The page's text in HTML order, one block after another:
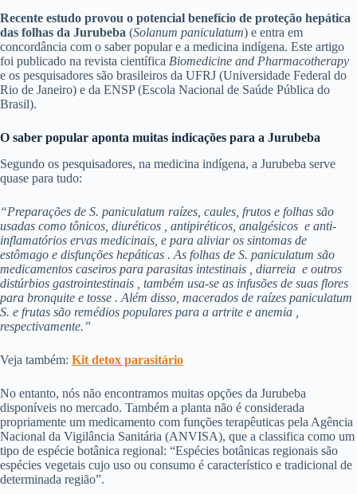
Recente estudo provou o potencial benefício de proteção hepática
das folhas da Jurubeba (Solanum paniculatum) e entra em
concordância com o saber popular e a medicina indígena. Este artigo
foi publicado na revista científica Biomedicine and Pharmacotherapy
e os pesquisadores são brasileiros da UFRJ (Universidade Federal do
Rio de Janeiro) e da ENSP (Escola Nacional de Saúde Pública do
Brasil).
O saber popular aponta muitas indicações para a Jurubeba
Segundo os pesquisadores, na medicina indígena, a Jurubeba serve
quase para tudo:
“Preparações de S. paniculatum raízes, caules, frutos e folhas são
usadas como tônicos, diuréticos , antipiréticos, analgésicos e anti-
inflamatórios ervas medicinais, e para aliviar os sintomas de
estômago e disfunções hepáticas . As folhas de S. paniculatum são
medicamentos caseiros para parasitas intestinais , diarreia e outros
distúrbios gastrointestinais , também usa-se as infusões de suas flores
para bronquite e tosse . Além disso, macerados de raízes paniculatum
S. e frutas são remédios populares para a artrite e anemia ,
respectivamente.”
Veja também: Kit detox parasitário
No entanto, nós não encontramos muitas opções da Jurubeba
disponíveis no mercado. Também a planta não é considerada
propriamente um medicamento com funções terapêuticas pela Agência
Nacional da Vigilância Sanitária (ANVISA), que a classifica como um
tipo de espécie botânica regional: “Espécies botânicas regionais são
espécies vegetais cujo uso ou consumo é característico e tradicional de
determinada região”.